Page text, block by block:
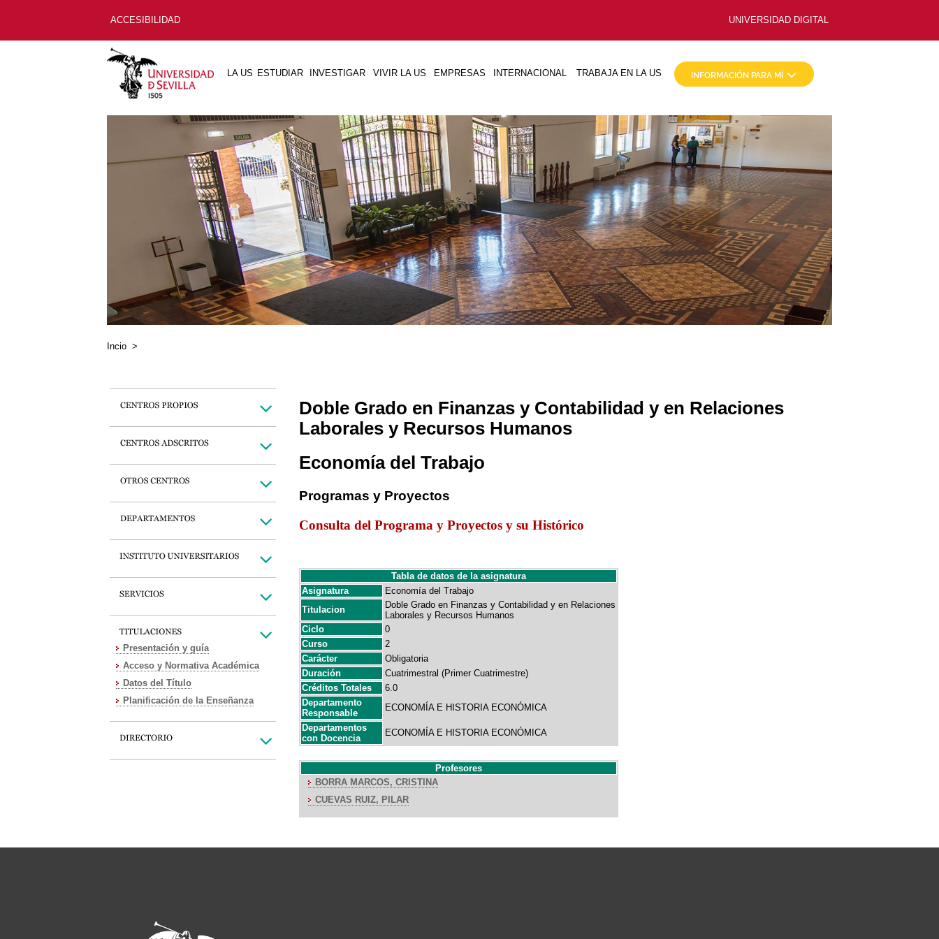
ACCESIBILIDAD UNIVERSIDAD DIGITAL
LA US ESTUDIAR INVESTIGAR VIVIR LA US EMPRESAS INTERNACIONAL TRABAJA EN LA US
Incio >
Presentación y guía
Acceso y Normativa Académica
Datos del Título
Planificación de la Enseñanza
Doble Grado en Finanzas y Contabilidad y en Relaciones
Laborales y Recursos Humanos
Economía del Trabajo
Programas y Proyectos
Consulta del Programa y Proyectos y su Histórico
Tabla de datos de la asignatura
Asignatura
Economía del Trabajo
Titulacion
Doble Grado en Finanzas y Contabilidad y en Relaciones
Laborales y Recursos Humanos
Ciclo
0
Curso
2
Carácter
Obligatoria
Duración
Cuatrimestral (Primer Cuatrimestre)
Créditos Totales
6.0
Departamento
Responsable
ECONOMÍA E HISTORIA ECONÓMICA
Departamentos
con Docencia
ECONOMÍA E HISTORIA ECONÓMICA
Profesores
BORRA MARCOS, CRISTINA
CUEVAS RUIZ, PILAR